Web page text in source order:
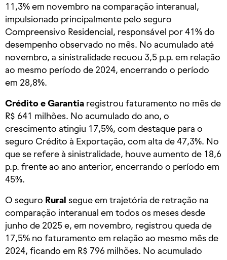
11,3% em novembro na comparação interanual,
impulsionado principalmente pelo seguro
Compreensivo Residencial, responsável por 41% do
desempenho observado no mês. No acumulado até
novembro, a sinistralidade recuou 3,5 p.p. em relação
ao mesmo período de 2024, encerrando o período
em 28,8%.
Crédito e Garantia registrou faturamento no mês de
R$ 641 milhões. No acumulado do ano, o
crescimento atingiu 17,5%, com destaque para o
seguro Crédito à Exportação, com alta de 47,3%. No
que se refere à sinistralidade, houve aumento de 18,6
p.p. frente ao ano anterior, encerrando o período em
45%.
O seguro Rural segue em trajetória de retração na
comparação interanual em todos os meses desde
junho de 2025 e, em novembro, registrou queda de
17,5% no faturamento em relação ao mesmo mês de
2024, ficando em R$ 796 milhões. No acumulado